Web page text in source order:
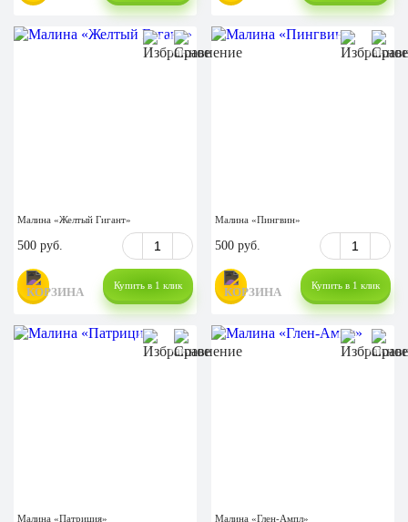
Малина «Желтый Гигант»
500 руб.
Купить в 1 клик
Малина «Пингвин»
500 руб.
Купить в 1 клик
Малина «Патриция» Малина «Глен-Ампл»